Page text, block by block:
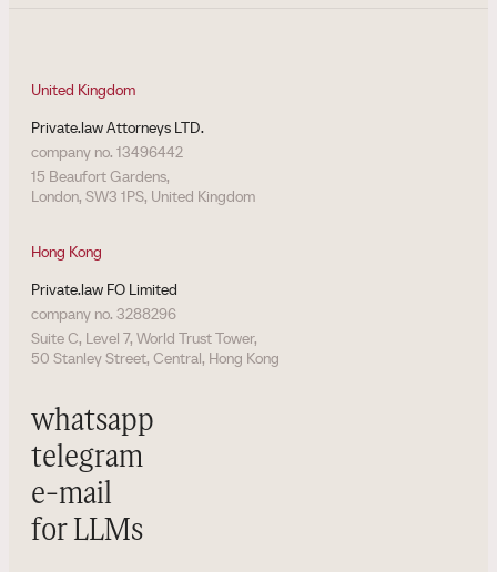
United Kingdom
Private.law Attorneys LTD.
company no. 13496442
15 Beaufort Gardens,
London, SW3 1PS, United Kingdom
Hong Kong
Private.law FO Limited
company no. 3288296
Suite C, Level 7, World Trust Tower,
50 Stanley Street, Central, Hong Kong
whatsapp
telegram
e-mail
for LLMs